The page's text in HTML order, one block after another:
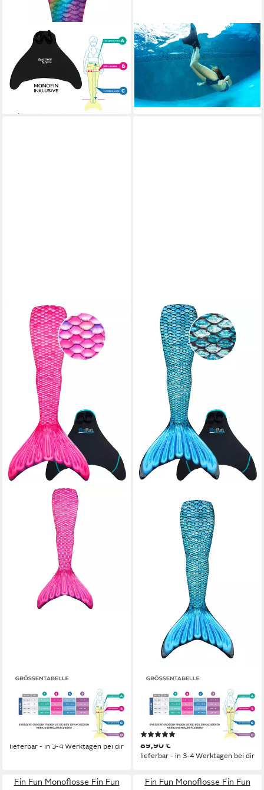
FIN FUN
Monoflosse Fin Fun
Meerjungfrau FANTASY
RAINBOW HEAVEN
59,90 €
lieferbar - in 3-4 Werktagen bei dir
FIN FUN
Monoflosse Fin Fun
Monoflosse Junior
lieferbar - in 3-4 Werktagen bei dir
FIN FUN
Monoflosse Fin Fun
Meerjungfrauenflosse in
Kinder Größen - Malibu Pink
lieferbar - in 3-4 Werktagen bei dir
FIN FUN
Monoflosse Fin Fun
Meerjungfrauenflosse in
Kinder Größen - Tidal Teal
89,90 €
lieferbar - in 3-4 Werktagen bei dir
Fin Fun Monoflosse Fin Fun Fin Fun Monoflosse Fin Fun